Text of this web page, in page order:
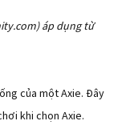
áp dụng từ
của một Axie. Đây
khi chọn Axie.